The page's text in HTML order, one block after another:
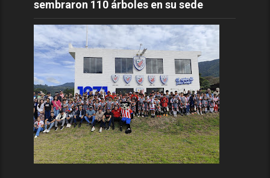
sembraron 110 árboles en su sede